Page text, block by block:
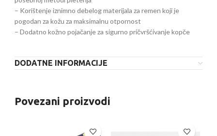
– Korištenje iznimno debelog materijala za remen koji je
pogodan za kožu za maksimalnu otpornost
– Dodatno kožno pojačanje za sigurno pričvršćivanje kopče
DODATNE INFORMACIJE
Povezani proizvodi